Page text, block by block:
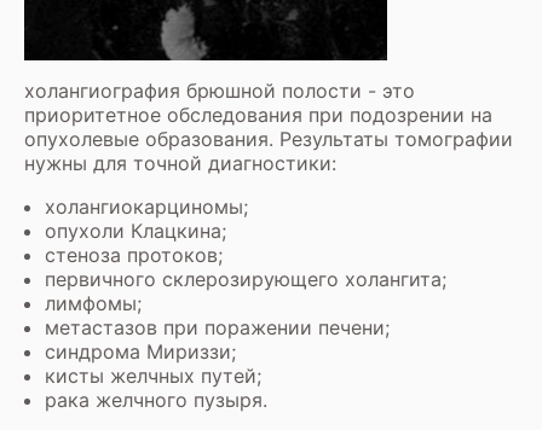
холангиография брюшной полости - это
приоритетное обследования при подозрении на
опухолевые образования. Результаты томографии
нужны для точной диагностики:
холангиокарциномы;
опухоли Клацкина;
стеноза протоков;
первичного склерозирующего холангита;
лимфомы;
метастазов при поражении печени;
синдрома Мириззи;
кисты желчных путей;
рака желчного пузыря.